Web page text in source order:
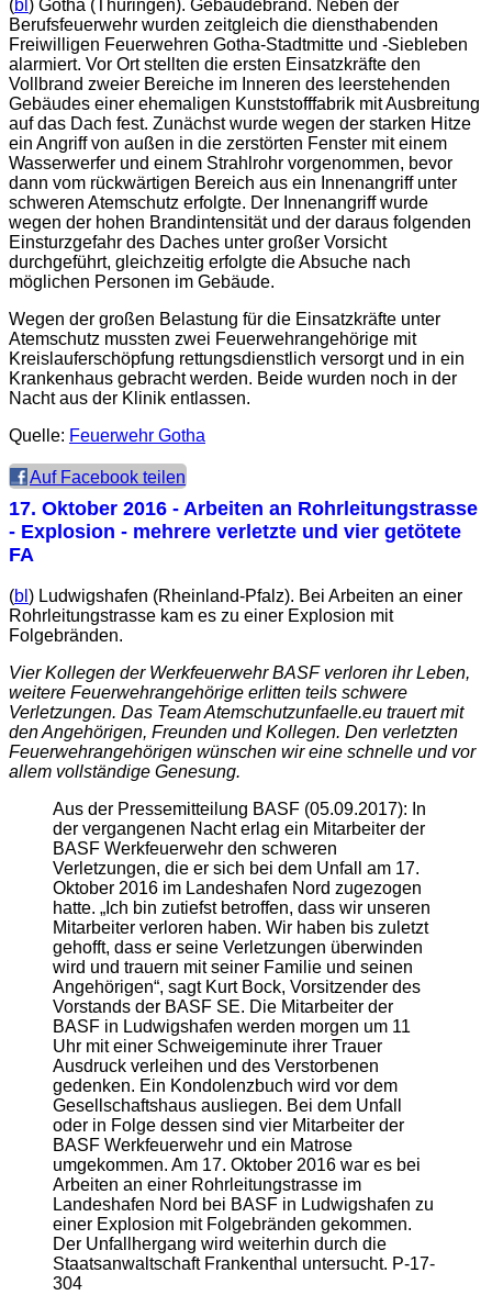
(bl ) Gotha (Thüringen). Gebäudebrand. Neben der
Berufsfeuerwehr wurden zeitgleich die diensthabenden
Freiwilligen Feuerwehren Gotha-Stadtmitte und -Siebleben
alarmiert. Vor Ort stellten die ersten Einsatzkräfte den
Vollbrand zweier Bereiche im Inneren des leerstehenden
Gebäudes einer ehemaligen Kunststofffabrik mit Ausbreitung
auf das Dach fest. Zunächst wurde wegen der starken Hitze
ein Angriff von außen in die zerstörten Fenster mit einem
Wasserwerfer und einem Strahlrohr vorgenommen, bevor
dann vom rückwärtigen Bereich aus ein Innenangriff unter
schweren Atemschutz erfolgte. Der Innenangriff wurde
wegen der hohen Brandintensität und der daraus folgenden
Einsturzgefahr des Daches unter großer Vorsicht
durchgeführt, gleichzeitig erfolgte die Absuche nach
möglichen Personen im Gebäude.
Wegen der großen Belastung für die Einsatzkräfte unter
Atemschutz mussten zwei Feuerwehrangehörige mit
Kreislauferschöpfung rettungsdienstlich versorgt und in ein
Krankenhaus gebracht werden. Beide wurden noch in der
Nacht aus der Klinik entlassen.
Quelle: Feuerwehr Gotha
Auf Facebook teilen
17. Oktober 2016 - Arbeiten an Rohrleitungstrasse
- Explosion - mehrere verletzte und vier getötete
FA
(bl ) Ludwigshafen (Rheinland-Pfalz). Bei Arbeiten an einer
Rohrleitungstrasse kam es zu einer Explosion mit
Folgebränden.
Vier Kollegen der Werkfeuerwehr BASF verloren ihr Leben,
weitere Feuerwehrangehörige erlitten teils schwere
Verletzungen. Das Team Atemschutzunfaelle.eu trauert mit
den Angehörigen, Freunden und Kollegen. Den verletzten
Feuerwehrangehörigen wünschen wir eine schnelle und vor
allem vollständige Genesung.
Aus der Pressemitteilung BASF (05.09.2017): In
der vergangenen Nacht erlag ein Mitarbeiter der
BASF Werkfeuerwehr den schweren
Verletzungen, die er sich bei dem Unfall am 17.
Oktober 2016 im Landeshafen Nord zugezogen
hatte. „Ich bin zutiefst betroffen, dass wir unseren
Mitarbeiter verloren haben. Wir haben bis zuletzt
gehofft, dass er seine Verletzungen überwinden
wird und trauern mit seiner Familie und seinen
Angehörigen“, sagt Kurt Bock, Vorsitzender des
Vorstands der BASF SE. Die Mitarbeiter der
BASF in Ludwigshafen werden morgen um 11
Uhr mit einer Schweigeminute ihrer Trauer
Ausdruck verleihen und des Verstorbenen
gedenken. Ein Kondolenzbuch wird vor dem
Gesellschaftshaus ausliegen. Bei dem Unfall
oder in Folge dessen sind vier Mitarbeiter der
BASF Werkfeuerwehr und ein Matrose
umgekommen. Am 17. Oktober 2016 war es bei
Arbeiten an einer Rohrleitungstrasse im
Landeshafen Nord bei BASF in Ludwigshafen zu
einer Explosion mit Folgebränden gekommen.
Der Unfallhergang wird weiterhin durch die
Staatsanwaltschaft Frankenthal untersucht. P-17-
304